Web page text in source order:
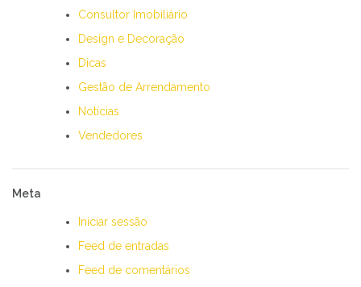
Consultor Imobiliário
Design e Decoração
Dicas
Gestão de Arrendamento
Notícias
Vendedores
Meta
Iniciar sessão
Feed de entradas
Feed de comentários